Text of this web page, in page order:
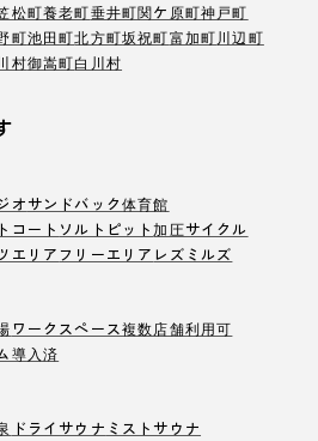
松町養老町垂井町関ケ原町神戸町
町池田町北方町坂祝町富加町川辺町
村御嵩町白川村
オサンドバック体育館
コート ソルトピット加圧サイクル
エリア フリーエリア レズミルズ
ワークスペース複数店舗利用可
導入済
ドライサウナ ミストサウナ